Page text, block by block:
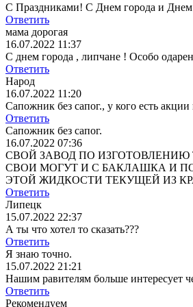
С Праздниками! С Днем города и Днем
Ответить
мама дорогая
16.07.2022 11:37
С днем города , липчане ! Особо
Ответить
Народ
16.07.2022 11:20
Сапожник без сапог., у кого есть
Ответить
Сапожник без сапог.
16.07.2022 07:36
СВОЙ ЗАВОД ПО ИЗГОТОВЛЕНИЮ
СВОИ МОГУТ И С БАКЛАШКА И
ЭТОЙ ЖИДКОСТИ ТЕКУЩЕЙ ИЗ КРАНОВ
Ответить
Липецк
15.07.2022 22:37
А ты что хотел то сказать???
Ответить
Я знаю точно.
15.07.2022 21:21
Нашим равителям больше интересует
Ответить
Рекомендуем